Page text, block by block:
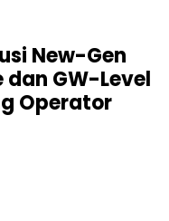
New-Gen
dan GW-Level
Operator